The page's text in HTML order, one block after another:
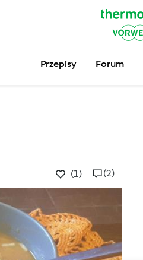
Przepisy Forum
(1) (2)